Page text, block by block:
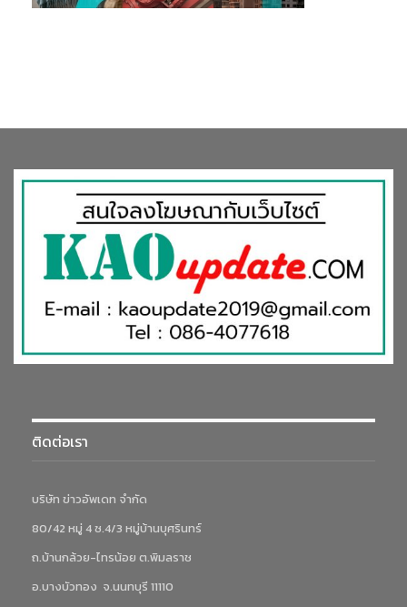
ติดต่อเรา
บริษัท ข่าวอัพเดท จำกัด
80/42 หมู่ 4 ซ.4/3 หมู่บ้านบุศรินทร์
ถ.บ้านกล้วย-ไทรน้อย ต.พิมลราช
อ.บางบัวทอง จ.นนทบุรี 11110